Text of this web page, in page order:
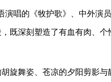
唱的《牧护歌》、中外演
既深刻塑造了有血有肉、
旋舞姿、苍凉的夕阳剪影